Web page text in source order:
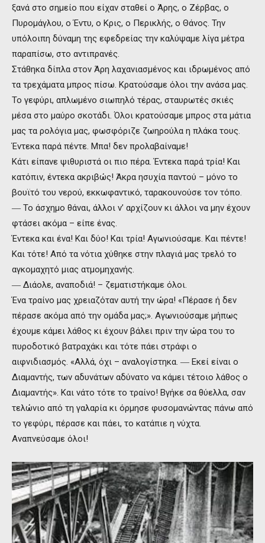
ξανά στο σημείο που είχαν σταθεί ο Άρης, ο Ζέρβας, ο
Πυρομάγλου, ο Έντυ, ο Κρις, ο Περικλής, ο Θάνος. Την
υπόλοιπη δύναμη της εφεδρείας την καλύψαμε λίγα μέτρα
παραπίσω, στο αντιπρανές.
Στάθηκα δίπλα στον Άρη λαχανιασμένος και ιδρωμένος από
τα τρεχάματα μπρος πίσω. Κρατούσαμε όλοι την ανάσα μας.
Το γεφύρι, απλωμένο σιωπηλό τέρας, σταυρωτές σκιές
μέσα στο μαύρο σκοτάδι. Όλοι κρατούσαμε μπρος στα μάτια
μας τα ρολόγια μας, φωσφόριζε ζωηρούλα η πλάκα τους.
Έντεκα παρά πέντε. Μπα! δεν προλαβαίναμε!
Κάτι είπανε ψιθυριστά οι πιο πέρα. Έντεκα παρά τρία! Και
κατόπιν, έντεκα ακριβώς! Άκρα ησυχία παντού – μόνο το
βουϊτό του νερού, εκκωφαντικό, ταρακουνούσε τον τόπο.
― Το άσχημο θάναι, άλλοι ν’ αρχίζουν κι άλλοι να μην έχουν
φτάσει ακόμα – είπε ένας.
Έντεκα και ένα! Και δύο! Και τρία! Αγωνιούσαμε. Και πέντε!
Και τότε! Από τα νότια χύθηκε στην πλαγιά μας τρελό το
αγκομαχητό μιας ατμομηχανής.
― Διάολε, αναποδιά! – ζεματιστήκαμε όλοι.
Ένα τραίνο μας χρειαζόταν αυτή την ώρα! «Πέρασε ή δεν
πέρασε ακόμα από την ομάδα μας;». Αγωνιούσαμε μήπως
έχουμε κάμει λάθος κι έχουν βάλει πριν την ώρα του το
πυροδοτικό βατραχάκι και τότε πάει στράφι ο
αιφνιδιασμός. «Αλλά, όχι – αναλογίστηκα. ― Εκεί είναι ο
Διαμαντής, των αδυνάτων αδύνατο να κάμει τέτοιο λάθος ο
Διαμαντής». Και νάτο τότε το τραίνο! Βγήκε σα θύελλα, σαν
τελώνιο από τη γαλαρία κι όρμησε φυσομανώντας πάνω από
το γεφύρι, πέρασε και πάει, το κατάπιε η νύχτα.
Αναπνεύσαμε όλοι!